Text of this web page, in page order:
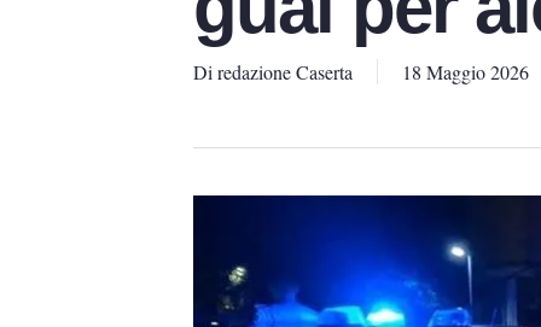
Di redazione Caserta 18 Maggio 2026